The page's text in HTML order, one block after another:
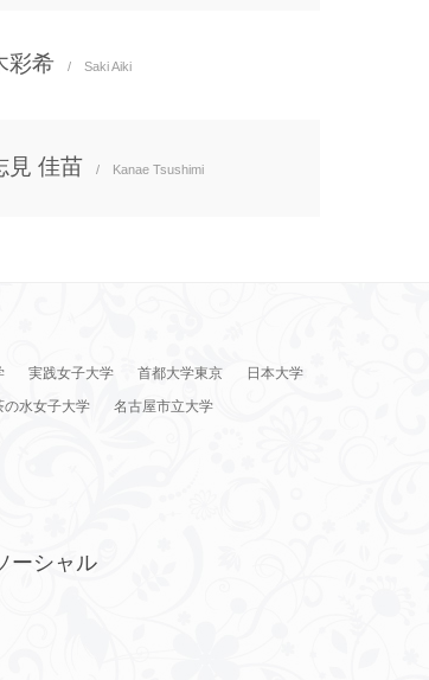
彩希 / Saki Aiki
見 佳苗 / Kanae Tsushimi
実践女子大学 首都大学東京
日本大学
の水女子大学
名古屋市立大学
ーシャル